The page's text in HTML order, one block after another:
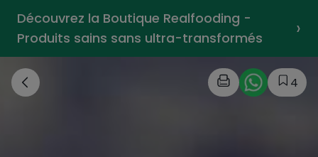
Découvrez la Boutique Realfooding -
Produits sains sans ultra-transformés
›
4